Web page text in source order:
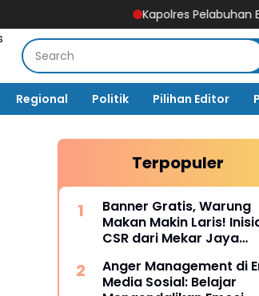
Kapolres Pelabuhan Belawan
Regional Politik Pilihan Editor
Terpopuler
Banner Gratis, Warung
Makan Makin Laris!
CSR dari Mekar Jaya
Universitas Siber Asia
Anger Management di
Media Sosial: Belajar